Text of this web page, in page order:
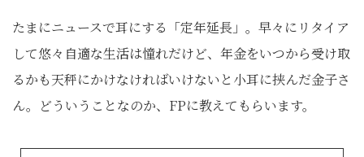
たまにニュースで耳にする「定年延長」。早々にリタイア
して悠々自適な生活は憧れだけど、年金をいつから受け取
るかも天秤にかけなければいけないと小耳に挟んだ金子さ
ん。どういうことなのか、FPに教えてもらいます。